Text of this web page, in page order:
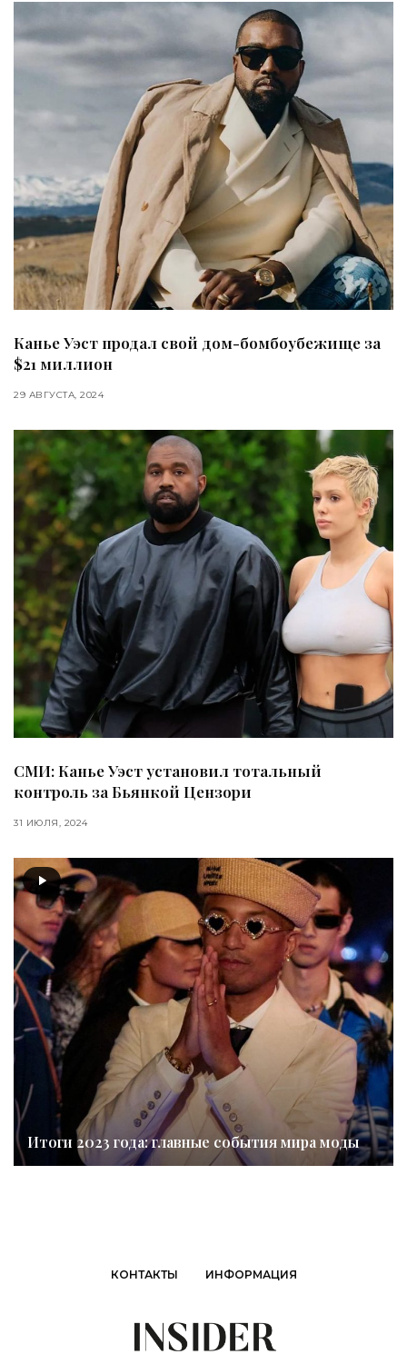
Канье Уэст продал свой дом-бомбоубежище за
$21 миллион
29 АВГУСТА, 2024
СМИ: Канье Уэст установил тотальный
контроль за Бьянкой Цензори
31 ИЮЛЯ, 2024
Итоги 2023 года: главные события мира моды
КОНТАКТЫ ИНФОРМАЦИЯ